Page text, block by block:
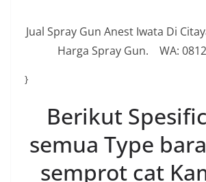
Jual Spray Gun Anest Iwata Di
Harga Spray Gun. WA:
}
Berikut
semua Type
semprot cat